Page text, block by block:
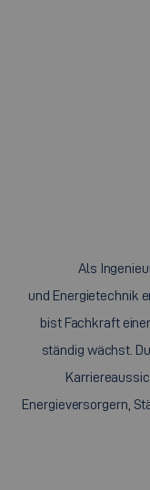
Als
und Energietechnik
bist Fachkraft
ständig wächst.
Energieversorgern,